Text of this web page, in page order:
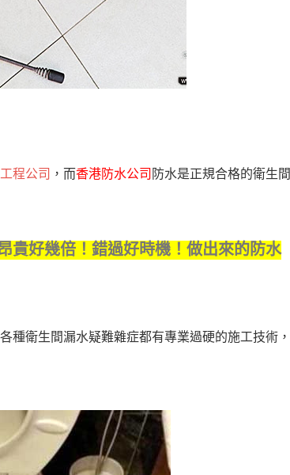
程公司 ，而香港防水公司 防水是正規合格的衛生間
貴好幾倍！錯過好時機！做出來的防水
種衛生間漏水疑難雜症都有專業過硬的施工技術，